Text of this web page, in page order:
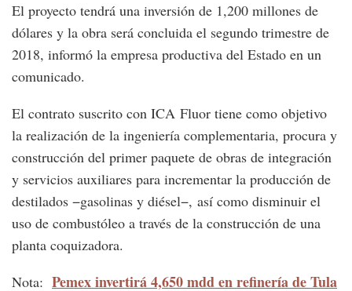
El proyecto tendrá una inversión de 1,200 millones de
dólares y la obra será concluida el segundo trimestre de
2018, informó la empresa productiva del Estado en un
comunicado.
El contrato suscrito con ICA Fluor tiene como objetivo
la realización de la ingeniería complementaria, procura y
construcción del primer paquete de obras de integración
y servicios auxiliares para incrementar la producción de
destilados −gasolinas y diésel−, así como disminuir el
uso de combustóleo a través de la construcción de una
planta coquizadora.
Nota: Pemex invertirá 4,650 mdd en refinería de Tula